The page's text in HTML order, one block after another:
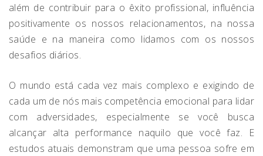
além de contribuir para o êxito profissional, influência
positivamente os nossos relacionamentos, na nossa
saúde e na maneira como lidamos com os nossos
desafios diários.
O mundo está cada vez mais complexo e exigindo de
cada um de nós mais competência emocional para lidar
com adversidades, especialmente se você busca
alcançar alta performance naquilo que você faz. E
estudos atuais demonstram que uma pessoa sofre em